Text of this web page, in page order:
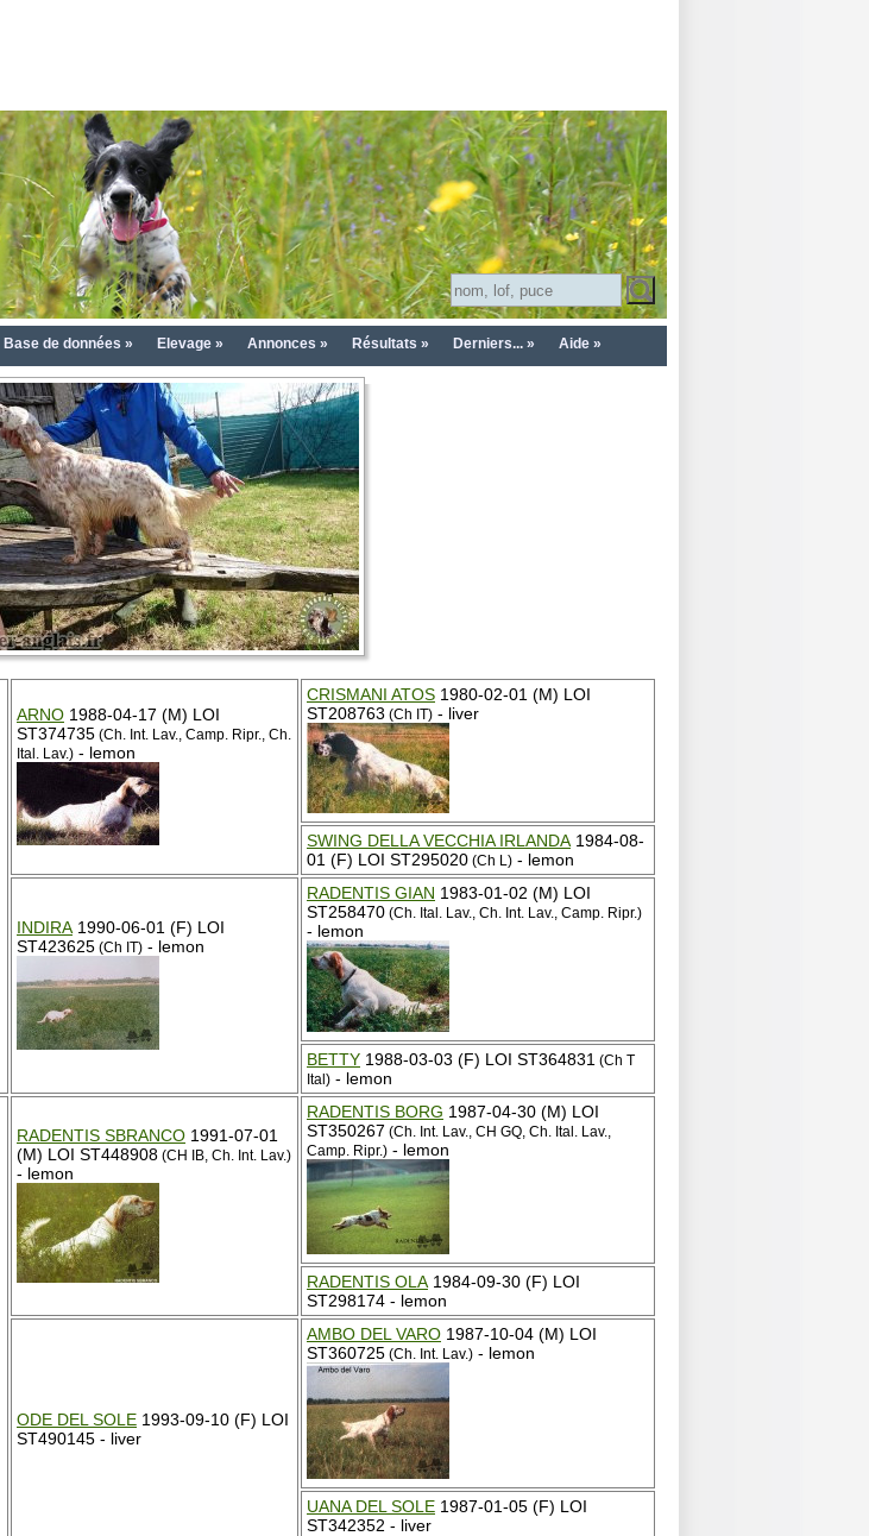
Base de données » Elevage » Annonces » Résultats » Derniers... » Aide »
ARNO 1988-04-17 (M) LOI
ST374735 (Ch. Int. Lav., Camp. Ripr., Ch.
Ital. Lav.) - lemon
CRISMANI ATOS 1980-02-01 (M) LOI
ST208763 (Ch IT) - liver
SWING DELLA VECCHIA IRLANDA 1984-08-
01 (F) LOI ST295020 (Ch L) - lemon
INDIRA 1990-06-01 (F) LOI
ST423625 (Ch IT) - lemon
RADENTIS GIAN 1983-01-02 (M) LOI
ST258470 (Ch. Ital. Lav., Ch. Int. Lav., Camp. Ripr.)
- lemon
BETTY 1988-03-03 (F) LOI ST364831 (Ch T
Ital) - lemon
RADENTIS SBRANCO 1991-07-01
(M) LOI ST448908 (CH IB, Ch. Int. Lav.)
- lemon
RADENTIS BORG 1987-04-30 (M) LOI
ST350267 (Ch. Int. Lav., CH GQ, Ch. Ital. Lav.,
Camp. Ripr.) - lemon
RADENTIS OLA 1984-09-30 (F) LOI
ST298174 - lemon
ODE DEL SOLE 1993-09-10 (F) LOI
ST490145 - liver
AMBO DEL VARO 1987-10-04 (M) LOI
ST360725 (Ch. Int. Lav.) - lemon
UANA DEL SOLE 1987-01-05 (F) LOI
ST342352 - liver